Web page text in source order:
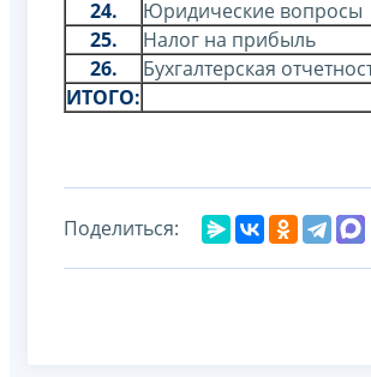
24.
Юридические вопросы
25.
Налог на прибыль
26.
Бухгалтерская
ИТОГО:
Поделиться: